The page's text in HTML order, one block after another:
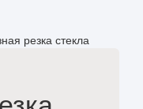
резка стекла